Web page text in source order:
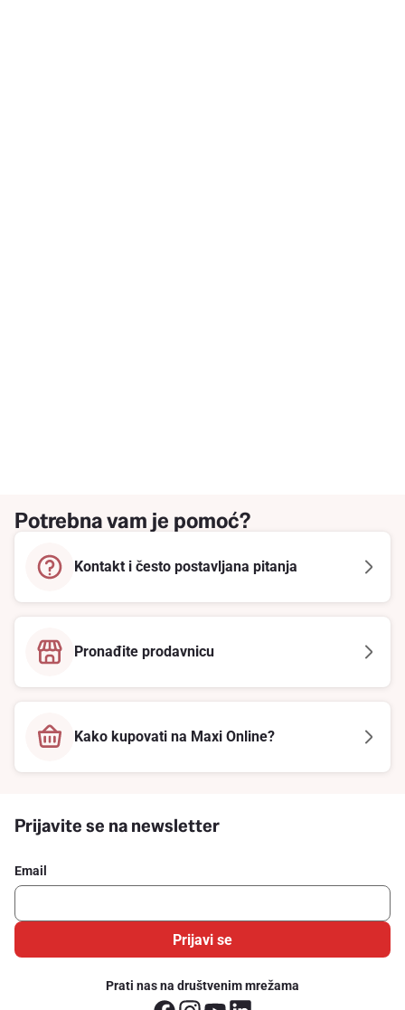
Potrebna vam je pomoć?
Kontakt i često postavljana pitanja
Pronađite prodavnicu
Kako kupovati na Maxi Online?
Prijavite se na newsletter
Email
Prijavi se
Prati nas na društvenim mrežama